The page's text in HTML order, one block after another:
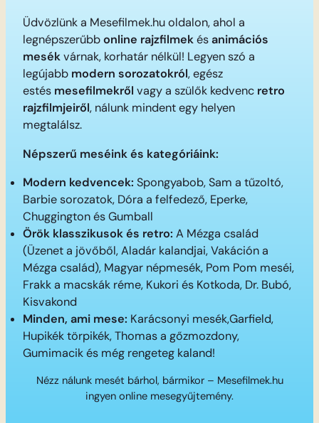
Üdvözlünk a Mesefilmek.hu oldalon, ahol a
legnépszerűbbonline rajzfilmekésanimációs
mesékvárnak, korhatár nélkül! Legyen szó a
legújabb modern sorozatokról, egész
estés mesefilmekről vagy a szülők kedvenc retro
rajzfilmjeiről, nálunk mindent egy helyen
megtalálsz.
Népszerű meséink és kategóriáink:
Modern kedvencek: Spongyabob, Sam a tűzoltó,
Barbie sorozatok, Dóra a felfedező, Eperke,
Chuggington és Gumball
Örök klasszikusok és retro: A Mézga család
(Üzenet a jövőből, Aladár kalandjai, Vakáción a
Mézga család), Magyar népmesék, Pom Pom meséi,
Frakk a macskák réme, Kukori és Kotkoda, Dr. Bubó,
Kisvakond
Minden, ami mese: Karácsonyi mesék,Garfield,
Hupikék törpikék, Thomas a gőzmozdony,
Gumimacik és még rengeteg kaland!
Nézz nálunk mesét bárhol, bármikor – Mesefilmek.hu
ingyen online mesegyűjtemény.